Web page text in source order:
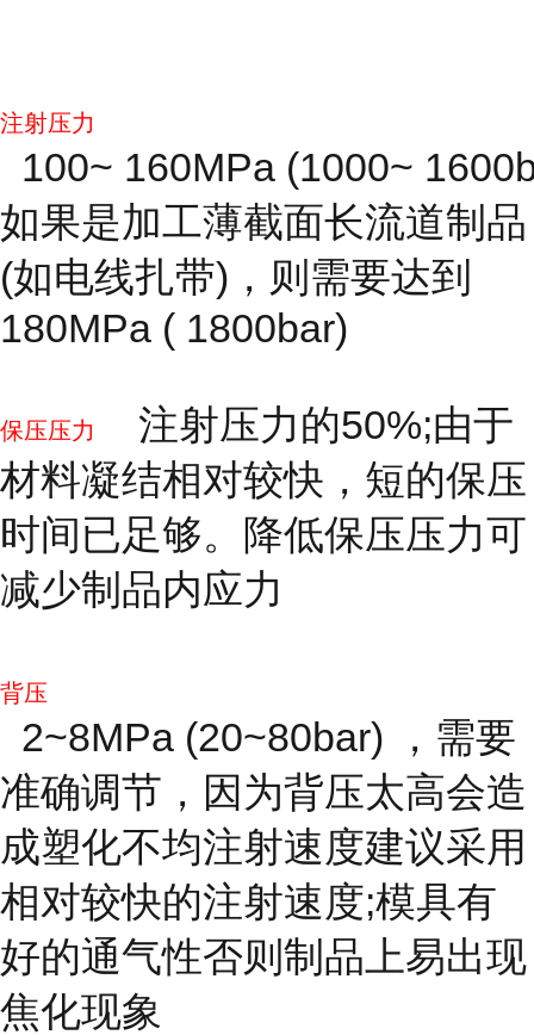
注射压力
100~ 160MPa (1000~
如果是加工薄截面长流道制品
(如电线扎带)，则需要达到
180MPa ( 1800bar)
保压压力
注射压力的50%;由于
材料凝结相对较快，短的保压
时间已足够。降低保压压力可
减少制品内应力
背压
2~8MPa (20~80bar) ，需要
准确调节，因为背压太高会造
成塑化不均注射速度建议采用
相对较快的注射速度;模具有
好的通气性否则制品上易出现
焦化现象